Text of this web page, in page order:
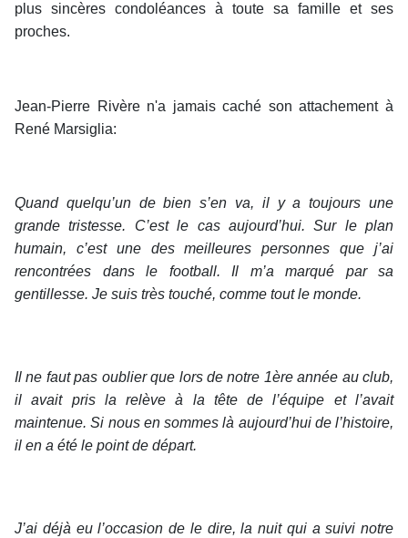
plus sincères condoléances à toute sa famille et ses
proches.
Jean-Pierre Rivère n'a jamais caché son attachement à
René Marsiglia:
Quand quelqu’un de bien s’en va, il y a toujours une
grande tristesse. C’est le cas aujourd’hui. Sur le plan
humain, c’est une des meilleures personnes que j’ai
rencontrées dans le football. Il m’a marqué par sa
gentillesse. Je suis très touché, comme tout le monde.
Il ne faut pas oublier que lors de notre 1ère année au club,
il avait pris la relève à la tête de l’équipe et l’avait
maintenue. Si nous en sommes là aujourd’hui de l’histoire,
il en a été le point de départ.
J’ai déjà eu l’occasion de le dire, la nuit qui a suivi notre